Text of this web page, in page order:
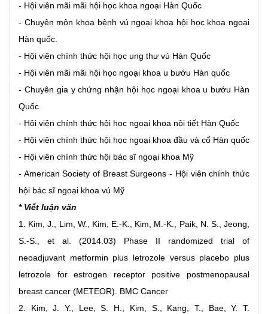
- Hội viên mãi mãi hội học khoa ngoại Hàn Quốc
- Chuyên môn khoa bệnh vú ngoại khoa hội học khoa ngoại
Hàn quốc.
- Hội viên chính thức hội học ung thư vú Hàn Quốc
- Hội viên mãi mãi hội học ngoại khoa u bướu Hàn quốc
- Chuyên gia y chứng nhận hội học ngoại khoa u bướu Hàn
Quốc
- Hội viên chính thức hội học ngoại khoa nội tiết Hàn Quốc
- Hội viên chính thức hội học ngoại khoa đầu và cổ Hàn quốc
- Hội viên chính thức hội bác sĩ ngoại khoa Mỹ
- American Society of Breast Surgeons - Hội viên chính thức
hội bác sĩ ngoại khoa vú Mỹ
* Viết luận văn
1. Kim, J., Lim, W., Kim, E.-K., Kim, M.-K., Paik, N. S., Jeong,
S.-S., et al. (2014.03) Phase II randomized trial of
neoadjuvant metformin plus letrozole versus placebo plus
letrozole for estrogen receptor positive postmenopausal
breast cancer (METEOR). BMC Cancer
2. Kim, J. Y., Lee, S. H., Kim, S., Kang, T., Bae, Y. T.